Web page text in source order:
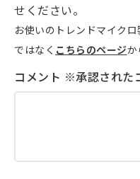
せください。
お使いのトレンドマイク
ではなく こちらのページか